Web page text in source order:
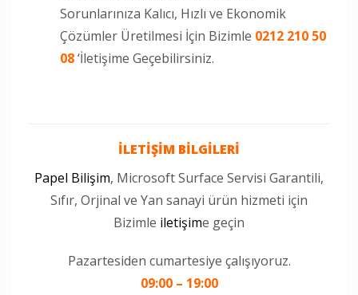
Sorunlarınıza Kalıcı, Hızlı ve Ekonomik
Çözümler Üretilmesi İçin Bizimle 0212 210 50
08‘İletişime Geçebilirsiniz.
İLETİŞİM BİLGİLERİ
Papel Bilişim, Microsoft Surface Servisi Garantili,
Sıfır, Orjinal ve Yan sanayi ürün hizmeti için
Bizimle iletişime geçin
Pazartesiden cumartesiye çalışıyoruz.
09:00 – 19:00